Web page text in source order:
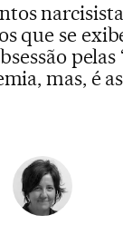
que se
pelas
mas, é